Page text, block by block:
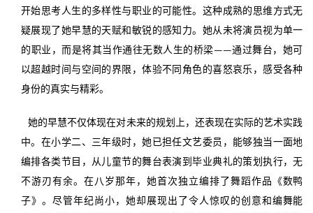
开始思考人生的多样性与职业的可能性。这种成熟的思维方式无
疑展现了她早慧的天赋和敏锐的感知力。她从未将演员视为单一
的职业，而是将其当作通往无数人生的桥梁——通过舞台，她可
以超越时间与空间的界限，体验不同角色的喜怒哀乐，感受各种
身份的真实与精彩。
她的早慧不仅体现在对未来的规划上，还表现在实际的艺术实践
中。在小学二、三年级时，她已担任文艺委员，能够独当一面地
编排各类节目，从儿童节的舞台表演到毕业典礼的策划执行，无
不游刃有余。在八岁那年，她首次独立编排了舞蹈作品《数鸭
子》。尽管年纪尚小，她却展现出了令人惊叹的创意和编舞能